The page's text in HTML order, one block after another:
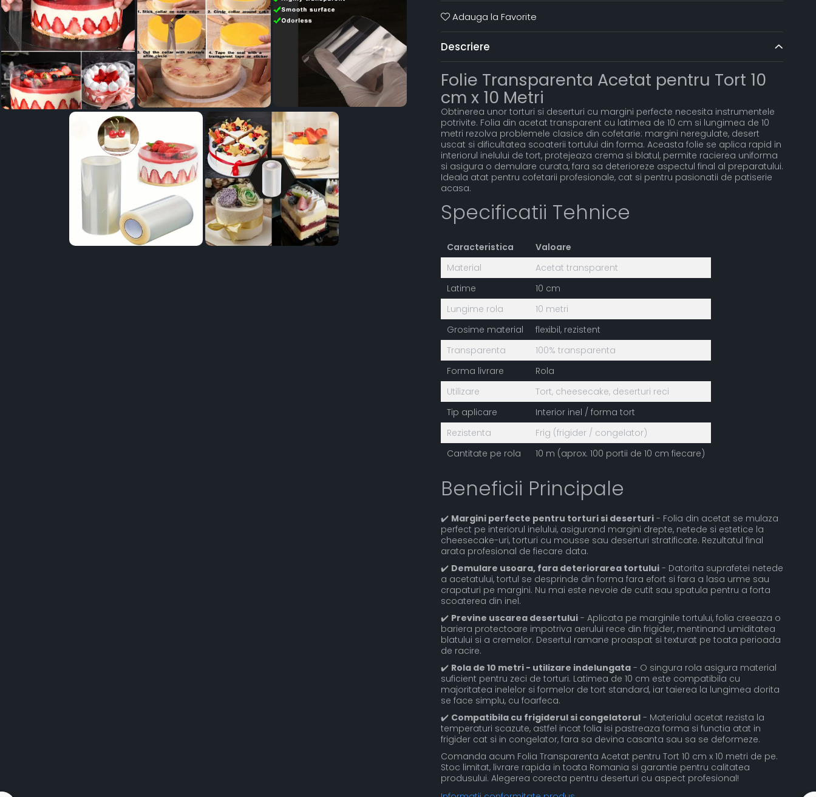
Adauga la Favorite
Descriere
Folie Transparenta Acetat pentru Tort 10
cm x 10 Metri
Obtinerea unor torturi si deserturi cu margini perfecte necesita instrumentele
potrivite. Folia din acetat transparent cu latimea de 10 cm si lungimea de 10
metri rezolva problemele clasice din cofetarie: margini neregulate, desert
uscat si dificultatea scoaterii tortului din forma. Aceasta folie se aplica rapid in
interiorul inelului de tort, protejeaza crema si blatul, permite racierea uniforma
si asigura o demulare curata, fara sa deterioreze aspectul final al preparatului.
Ideala atat pentru cofetarii profesionale, cat si pentru pasionatii de patiserie
acasa.
Specificatii Tehnice
Caracteristica
Valoare
Material
Acetat transparent
Latime
10 cm
Lungime rola
10 metri
Grosime material
flexibil, rezistent
Transparenta
100% transparenta
Forma livrare
Rola
Utilizare
Tort, cheesecake, deserturi reci
Tip aplicare
Interior inel / forma tort
Rezistenta
Frig (frigider / congelator)
Cantitate pe rola
10 m (aprox. 100 portii de 10 cm fiecare)
Beneficii Principale
✔️ Margini perfecte pentru torturi si deserturi- Folia din acetat se mulaza
perfect pe interiorul inelului, asigurand margini drepte, netede si estetice la
cheesecake-uri, torturi cu mousse sau deserturi stratificate. Rezultatul final
arata profesional de fiecare data.
✔️ Demulare usoara, fara deteriorarea tortului- Datorita suprafetei netede
a acetatului, tortul se desprinde din forma fara efort si fara a lasa urme sau
crapaturi pe margini. Nu mai este nevoie de cutit sau spatula pentru a forta
scoaterea din inel.
✔️ Previne uscarea desertului- Aplicata pe marginile tortului, folia creeaza o
bariera protectoare impotriva aerului rece din frigider, mentinand umiditatea
blatului si a cremelor. Desertul ramane proaspat si texturat pe toata perioada
de racire.
✔️ Rola de 10 metri - utilizare indelungata- O singura rola asigura material
suficient pentru zeci de torturi. Latimea de 10 cm este compatibila cu
majoritatea inelelor si formelor de tort standard, iar taierea la lungimea dorita
se face simplu, cu foarfeca.
✔️ Compatibila cu frigiderul si congelatorul- Materialul acetat rezista la
temperaturi scazute, astfel incat folia isi pastreaza forma si functia atat in
frigider cat si in congelator, fara sa devina casanta sau sa se deformeze.
Comanda acum Folia Transparenta Acetat pentru Tort 10 cm x 10 metri de pe.
Stoc limitat, livrare rapida in toata Romania si garantie pentru calitatea
produsului. Alegerea corecta pentru deserturi cu aspect profesional!